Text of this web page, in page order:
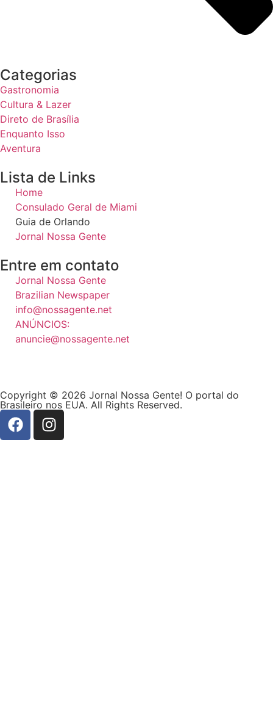
Categorias
Gastronomia
Cultura & Lazer
Direto de Brasília
Enquanto Isso
Aventura
Lista de Links
Home
Consulado Geral de Miami
Guia de Orlando
Jornal Nossa Gente
Entre em contato
Jornal Nossa Gente
Brazilian Newspaper
info@nossagente.net
ANÚNCIOS:
anuncie@nossagente.net
Copyright © 2026 Jornal Nossa Gente! O portal do
Brasileiro nos EUA. All Rights Reserved.